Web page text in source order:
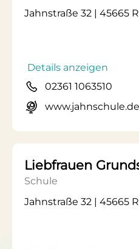
Jahnstraße 32 | 45665
Details anzeigen
02361 1063510
www.jahnschule.de
Liebfrauen
Schule
Jahnstraße 32 | 45665